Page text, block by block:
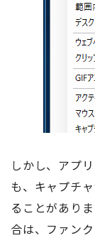
しかし、アプ
も、キャプチ
ることがあり
合は、ファン